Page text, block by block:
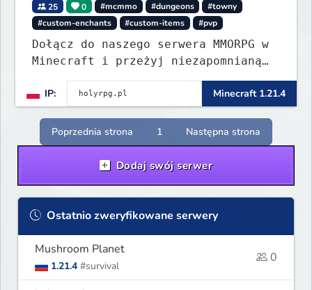
25 0 #mcmmo #dungeons
#towny
#custom-enchants
#custom-items #pvp
Dołącz do naszego serwera MMORPG w
Minecraft i przeżyj niezapomnianą
przygodę! Organizujemy regularne
eventy, konkursy z nagrodami i
wiele innych atrakcji, które umilą
Ci rozgrywkę.
IP: Minecraft 1.21.4
Poprzednia strona 1 Następna strona
Dodaj swój serwer
Ostatnio zweryfikowane serwery
Mushroom Planet
1.21.4 #survival
0